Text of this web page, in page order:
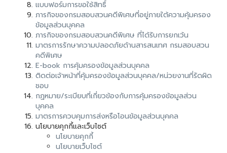
แบบฟอร์มการขอใช้สิทธิ์
ภารกิจของกรมสอบสวนคดีพิเศษที่อยู่ภายใต้ความคุ้มครอง
ข้อมูลส่วนบุคคล
ภารกิจของกรมสอบสวนคดีพิเศษ ที่ได้รับการยกเว้น
มาตรการรักษาความปลอดภัยด้านสารสนเทศ กรมสอบสวน
คดีพิเศษ
E-book การคุ้มครองข้อมูลส่วนบุคคล
ติดต่อเจ้าหน้าที่คุ้มครองข้อมูลส่วนบุคคล/หน่วยงานที่รัดผิด
ชอบ
กฏหมาย/ระเบียบที่เกี่ยวข้องกับการคุ้มครองข้อมูลส่วน
บุคคล
มาตรการควบคุมการส่งหรือโอนข้อมูลส่วนบุคคล
นโยบายคุกกี้และเว็บไซต์
นโยบายคุกกี้
นโยบายเว็บไซต์